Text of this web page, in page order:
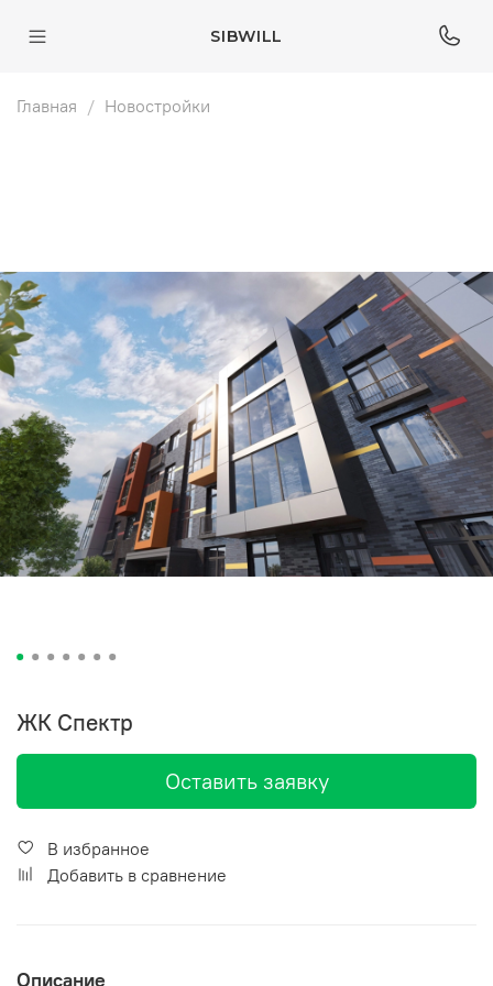
SIBWILL
Главная Новостройки
ЖК Спектр
Оставить заявку
В избранное
Добавить в сравнение
Описание